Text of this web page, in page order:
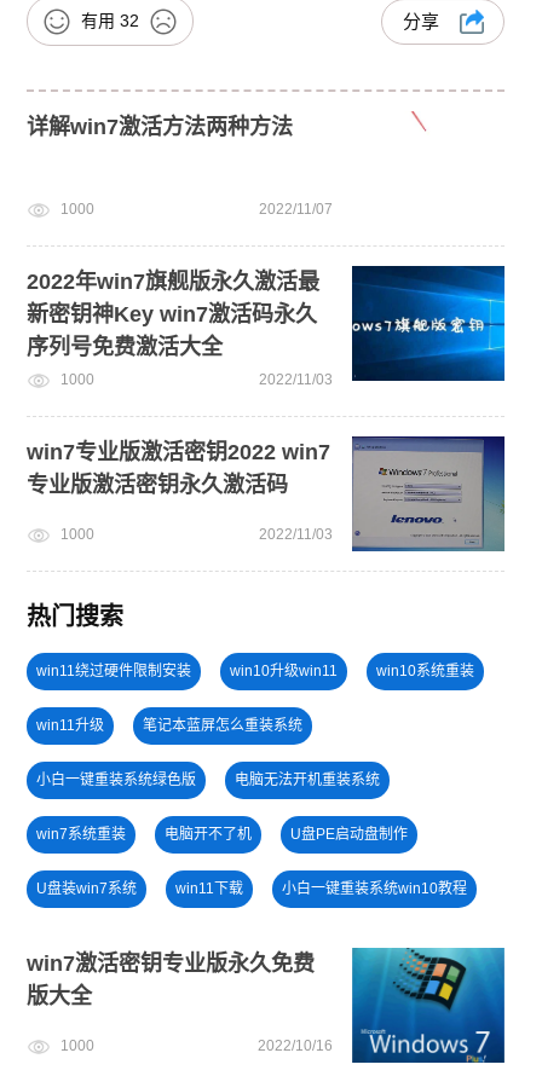
有用 32 分享
详解win7激活方法两种方法
1000 2022/11/07
2022年win7旗舰版永久激活最
新密钥神Key win7激活码永久
序列号免费激活大全
1000 2022/11/03
win7专业版激活密钥2022 win7
专业版激活密钥永久激活码
1000 2022/11/03
热门搜索
win11绕过硬件限制安装 win10升级win11 win10系统重装
win11升级 笔记本蓝屏怎么重装系统
小白一键重装系统绿色版 电脑无法开机重装系统
win7系统重装 电脑开不了机 U盘PE启动盘制作
U盘装win7系统 win11下载 小白一键重装系统win10教程
一键重装系统备份win11系统
u盘一键重装系统win10 32位 新手如何重装电脑系统win7
win7激活密钥专业版永久免费
版大全
1000 2022/10/16